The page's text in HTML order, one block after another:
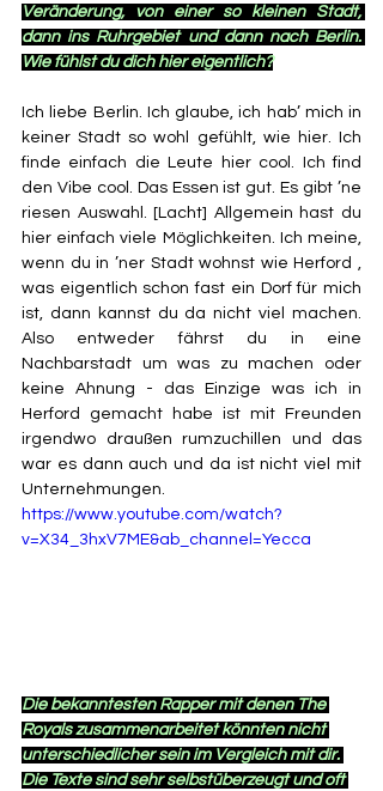
Veränderung, von einer so kleinen Stadt,
dann ins Ruhrgebiet und dann nach Berlin.
Wie fühlst du dich hier eigentlich?
Ich liebe Berlin. Ich glaube, ich hab’ mich in
keiner Stadt so wohl gefühlt, wie hier. Ich
finde einfach die Leute hier cool. Ich find
den Vibe cool. Das Essen ist gut. Es gibt ’ne
riesen Auswahl. [Lacht] Allgemein hast du
hier einfach viele Möglichkeiten. Ich meine,
wenn du in ’ner Stadt wohnst wie Herford ,
was eigentlich schon fast ein Dorf für mich
ist, dann kannst du da nicht viel machen.
Also entweder fährst du in eine
Nachbarstadt um was zu machen oder
keine Ahnung - das Einzige was ich in
Herford gemacht habe ist mit Freunden
irgendwo draußen rumzuchillen und das
war es dann auch und da ist nicht viel mit
Unternehmungen.
https://www.youtube.com/watch?
v=X34_3hxV7ME&ab_channel=Yecca
Die bekanntesten Rapper mit denen The
Royals zusammenarbeitet könnten nicht
unterschiedlicher sein im Vergleich mit dir.
Die Texte sind sehr selbstüberzeugt und oft